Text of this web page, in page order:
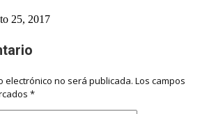
25, 2017
electrónico no será publicada. Los campos
*